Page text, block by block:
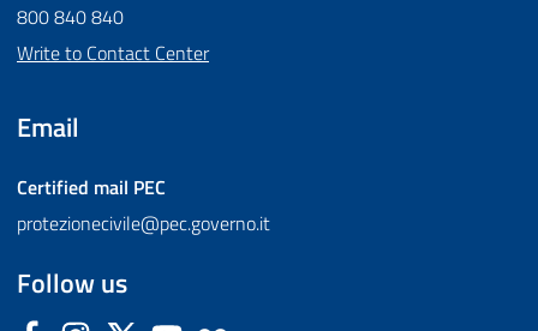
800 840 840
Write to Contact Center
Email
Certified mail PEC
protezionecivile@pec.governo.it
Follow us